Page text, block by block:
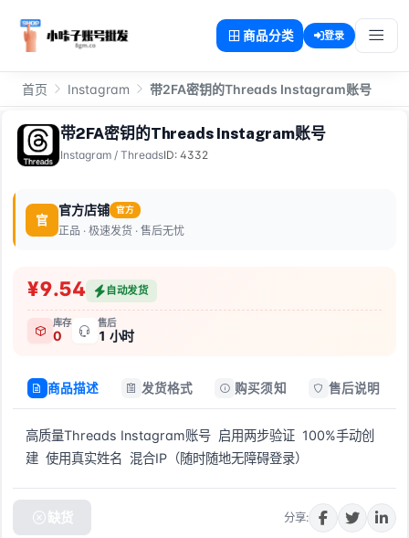
商品分类 登录
首页 Instagram 带2FA密钥的Threads Instagram账号
带2FA密钥的Threads Instagram账号
Instagram / ThreadsID: 4332
官
官方店铺 官方
正品 · 极速发货 · 售后无忧
¥9.54 自动发货
库存
0
售后
1 小时
商品描述 发货格式 购买须知 售后说明
高质量Threads Instagram账号  启用两步验证  100%手动创
建  使用真实姓名  混合IP（随时随地无障碍登录）
缺货 分享: